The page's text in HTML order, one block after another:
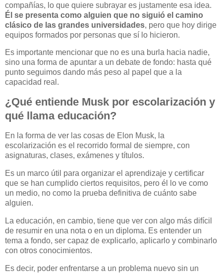
compañías, lo que quiere subrayar es justamente esa idea.
Él se presenta como alguien que no siguió el camino
clásico de las grandes universidades, pero que hoy dirige
equipos formados por personas que sí lo hicieron.
Es importante mencionar que no es una burla hacia nadie,
sino una forma de apuntar a un debate de fondo: hasta qué
punto seguimos dando más peso al papel que a la
capacidad real.
¿Qué entiende Musk por escolarización y
qué llama educación?
En la forma de ver las cosas de Elon Musk, la
escolarización es el recorrido formal de siempre, con
asignaturas, clases, exámenes y títulos.
Es un marco útil para organizar el aprendizaje y certificar
que se han cumplido ciertos requisitos, pero él lo ve como
un medio, no como la prueba definitiva de cuánto sabe
alguien.
La educación, en cambio, tiene que ver con algo más difícil
de resumir en una nota o en un diploma. Es entender un
tema a fondo, ser capaz de explicarlo, aplicarlo y combinarlo
con otros conocimientos.
Es decir, poder enfrentarse a un problema nuevo sin un